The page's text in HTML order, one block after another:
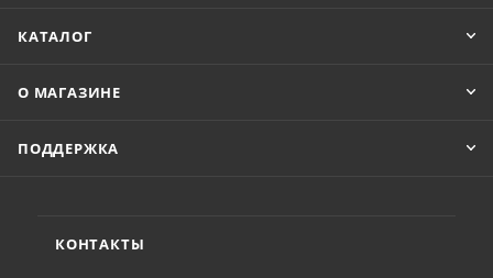
КАТАЛОГ
О МАГАЗИНЕ
ПОДДЕРЖКА
КОНТАКТЫ